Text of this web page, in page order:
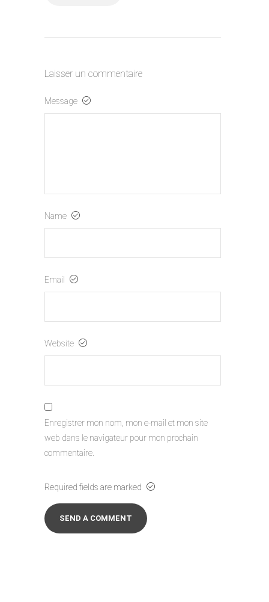
Laisser un commentaire
Message
Name
Email
Website
Enregistrer mon nom, mon e-mail et mon site
web dans le navigateur pour mon prochain
commentaire.
Required fields are marked